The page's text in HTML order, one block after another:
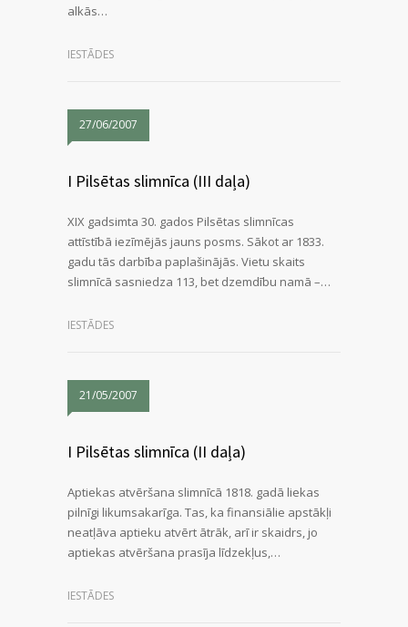
alkās…
IESTĀDES
27/06/2007
I Pilsētas slimnīca (III daļa)
XIX gadsimta 30. gados Pilsētas slimnīcas
attīstībā iezīmējās jauns posms. Sākot ar 1833.
gadu tās darbība paplašinājās. Vietu skaits
slimnīcā sasniedza 113, bet dzemdību namā –…
IESTĀDES
21/05/2007
I Pilsētas slimnīca (II daļa)
Aptiekas atvēršana slimnīcā 1818. gadā liekas
pilnīgi likumsakarīga. Tas, ka finansiālie apstākļi
neatļāva aptieku atvērt ātrāk, arī ir skaidrs, jo
aptiekas atvēršana prasīja līdzekļus,…
IESTĀDES